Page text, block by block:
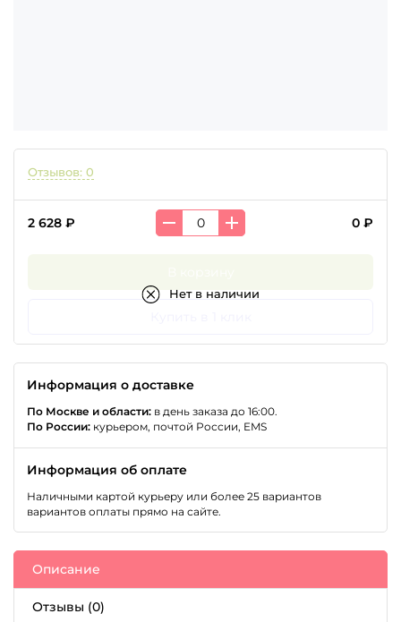
Отзывов: 0
2 628 ₽ 0 ₽
Нет в наличии
Информация о доставке
По Москве и области: в день заказа до 16:00.
По России: курьером, почтой России, EMS
Информация об оплате
Наличными картой курьеру или более 25 вариантов
вариантов оплаты прямо на сайте.
Описание
Отзывы (0)